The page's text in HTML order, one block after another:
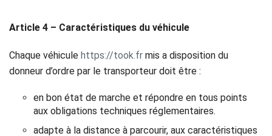
Article 4 – Caractéristiques du véhicule
Chaque véhicule https://took.fr mis a disposition du
donneur d’ordre par le transporteur doit être :
en bon état de marche et répondre en tous points
aux obligations techniques réglementaires.
adapte à la distance à parcourir, aux caractéristiques